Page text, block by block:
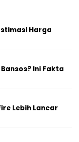
Harga
Ini Fakta
Lebih Lancar